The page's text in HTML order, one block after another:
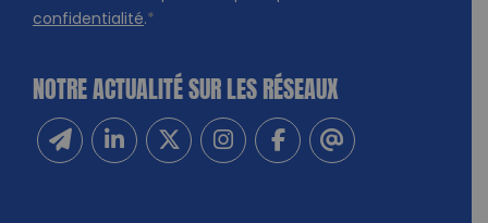
confidentialité.*
NOTRE ACTUALITÉ SUR LES RÉSEAUX